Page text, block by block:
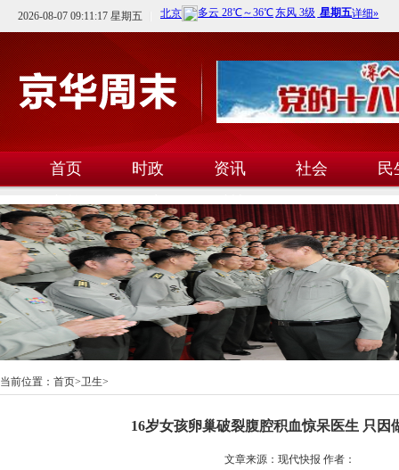
2026-08-07 09:11:18 星期五
首页 时政 资讯 社会
民
文教
卫生 科技
当前位置： 首页>卫生>
16岁女孩卵巢破裂腹腔积血惊呆医生 只因
文章来源：现代快报 作者：